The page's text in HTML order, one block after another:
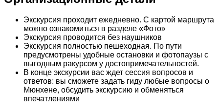
Экскурсия проходит ежедневно. С картой маршрута
можно ознакомиться в разделе «Фото»
Экскурсия проводится без наушников
Экскурсия полностью пешеходная. По пути
предусмотрены удобные остановки и фотопаузы с
выгодным ракурсом у достопримечательностей.
В конце экскурсии вас ждет сессия вопросов и
ответов: вы сможете задать гиду любые вопросы о
Мюнхене, обсудить экскурсию и обменяться
впечатлениями